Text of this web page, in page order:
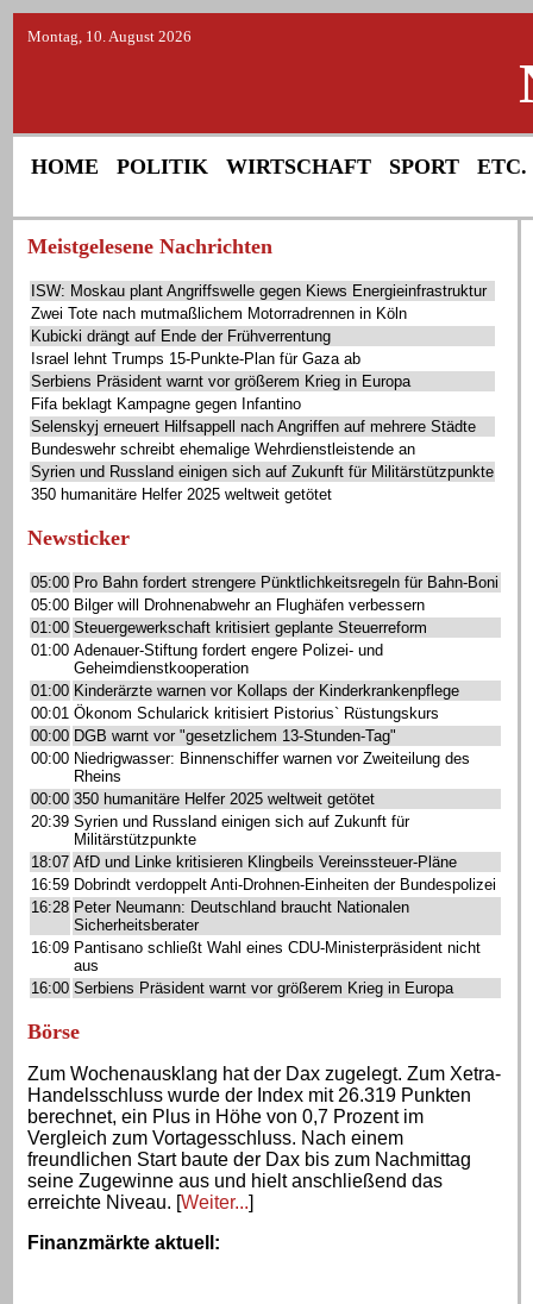
Montag, 10. August 2026
HOME POLITIK WIRTSCHAFT SPORT ETC.
Meistgelesene Nachrichten
ISW: Moskau plant Angriffswelle gegen Kiews Energieinfrastruktur
Zwei Tote nach mutmaßlichem Motorradrennen in Köln
Kubicki drängt auf Ende der Frühverrentung
Israel lehnt Trumps 15-Punkte-Plan für Gaza ab
Serbiens Präsident warnt vor größerem Krieg in Europa
Fifa beklagt Kampagne gegen Infantino
Selenskyj erneuert Hilfsappell nach Angriffen auf mehrere Städte
Bundeswehr schreibt ehemalige Wehrdienstleistende an
Syrien und Russland einigen sich auf Zukunft für Militärstützpunkte
350 humanitäre Helfer 2025 weltweit getötet
Newsticker
05:00 Pro Bahn fordert strengere Pünktlichkeitsregeln für Bahn-Boni
05:00 Bilger will Drohnenabwehr an Flughäfen verbessern
01:00 Steuergewerkschaft kritisiert geplante Steuerreform
01:00 Adenauer-Stiftung fordert engere Polizei- und
Geheimdienstkooperation
01:00 Kinderärzte warnen vor Kollaps der Kinderkrankenpflege
00:01 Ökonom Schularick kritisiert Pistorius` Rüstungskurs
00:00 DGB warnt vor "gesetzlichem 13-Stunden-Tag"
00:00 Niedrigwasser: Binnenschiffer warnen vor Zweiteilung des
Rheins
00:00 350 humanitäre Helfer 2025 weltweit getötet
20:39 Syrien und Russland einigen sich auf Zukunft für
Militärstützpunkte
18:07 AfD und Linke kritisieren Klingbeils Vereinssteuer-Pläne
16:59 Dobrindt verdoppelt Anti-Drohnen-Einheiten der Bundespolizei
16:28 Peter Neumann: Deutschland braucht Nationalen
Sicherheitsberater
16:09 Pantisano schließt Wahl eines CDU-Ministerpräsident nicht
aus
16:00 Serbiens Präsident warnt vor größerem Krieg in Europa
Börse
Zum Wochenausklang hat der Dax zugelegt. Zum Xetra-
Handelsschluss wurde der Index mit 26.319 Punkten
berechnet, ein Plus in Höhe von 0,7 Prozent im
Vergleich zum Vortagesschluss. Nach einem
freundlichen Start baute der Dax bis zum Nachmittag
seine Zugewinne aus und hielt anschließend das
erreichte Niveau. [Weiter...]
Finanzmärkte aktuell :